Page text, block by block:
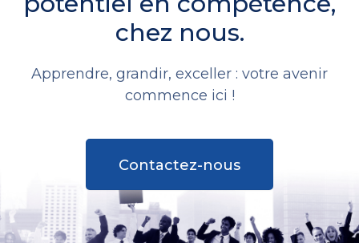
chez nous.
Apprendre, grandir, exceller : votre avenir
commence ici !
Contactez-nous